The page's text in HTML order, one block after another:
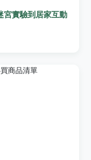
宮實驗到居家互動